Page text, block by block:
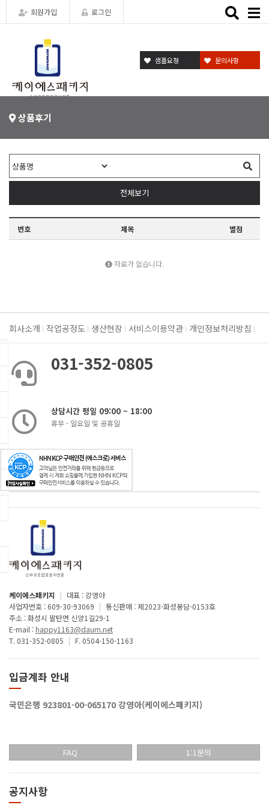
회원가입 로그인
Toggle
샘플요청 문의사항
상품후기
전체보기
번호 제목 별점
자료가 없습니다.
회사소개 작업공정도 생산현장 서비스이용약관 개인정보처리방침
031-352-0805
상담시간 평일 09:00 ~ 18:00
휴무 - 일요일 및 공휴일
케이에스패키지 | 대표 : 강영아
사업자번호 : 609-30-93069 | 통신판매 : 제2023-화성봉담-0153호
주소 : 화성시 팔탄면 신양1길29-1
E-mail : happy1163@daum.net
T. 031-352-0805 | F. 0504-150-1163
입금계좌 안내
국민은행 923801-00-065170 강영아(케이에스패키지)
FAQ 1:1문의
공지사항